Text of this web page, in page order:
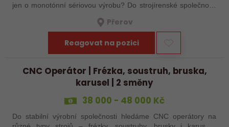
jen o monotónní sériovou výrobu? Do strojírenské společnosti
Přerov
Reagovat na pozici
CNC Operátor | Frézka, soustruh, bruska,
karusel | 2 směny
38 000 - 48 000 Kč
Do stabilní výrobní společnosti hledáme CNC operátory na